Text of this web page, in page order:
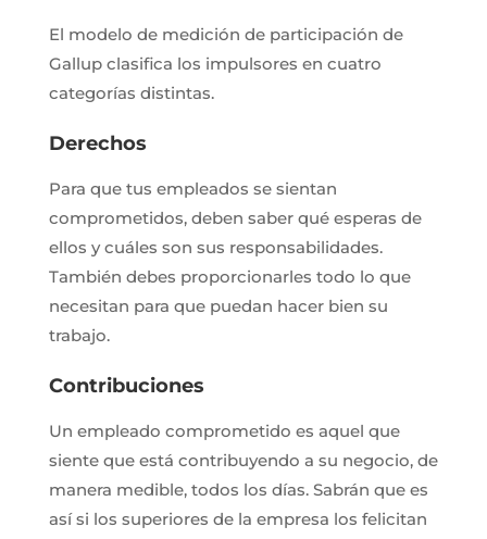
El modelo de medición de participación de
Gallup clasifica los impulsores en cuatro
categorías distintas.
Derechos
Para que tus empleados se sientan
comprometidos, deben saber qué esperas de
ellos y cuáles son sus responsabilidades.
También debes proporcionarles todo lo que
necesitan para que puedan hacer bien su
trabajo.
Contribuciones
Un empleado comprometido es aquel que
siente que está contribuyendo a su negocio, de
manera medible, todos los días. Sabrán que es
así si los superiores de la empresa los felicitan